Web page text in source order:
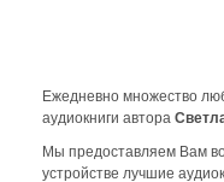
Ежедневно множество
аудиокниги автора
Мы предоставляем Вам
устройстве лучшие